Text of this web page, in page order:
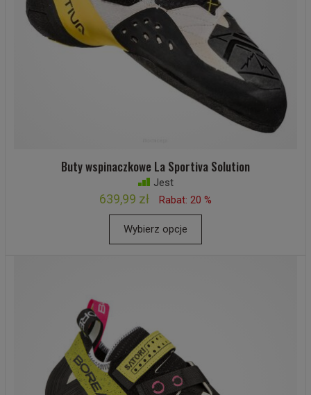
Buty wspinaczkowe La Sportiva Solution
Jest
639,99 zł Rabat: 20 %
Wybierz opcje